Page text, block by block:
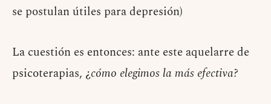
se postulan útiles para depresión)
La cuestión es entonces: ante este aquelarre de
psicoterapias, ¿cómo elegimos la más efectiva?